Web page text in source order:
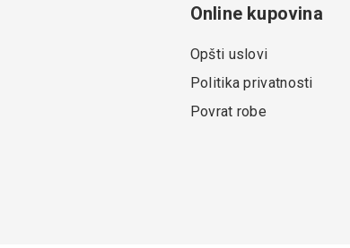
Online kupovina
Opšti uslovi
Politika privatnosti
Povrat robe